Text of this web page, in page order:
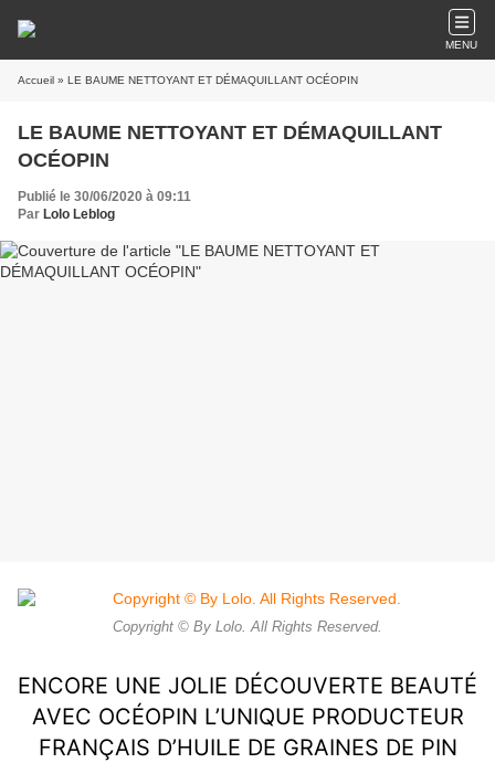
MENU
Accueil » LE BAUME NETTOYANT ET DÉMAQUILLANT OCÉOPIN
LE BAUME NETTOYANT ET DÉMAQUILLANT
OCÉOPIN
Publié le 30/06/2020 à 09:11
Par Lolo Leblog
Copyright © By Lolo. All Rights Reserved.
ENCORE UNE JOLIE DÉCOUVERTE BEAUTÉ
AVEC OCÉOPIN L’UNIQUE PRODUCTEUR
FRANÇAIS D’HUILE DE GRAINES DE PIN